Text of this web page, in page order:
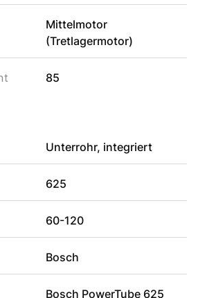
Mittelmotor
(Tretlagermotor)
85
Unterrohr, integriert
625
60-120
Bosch
Bosch PowerTube 625